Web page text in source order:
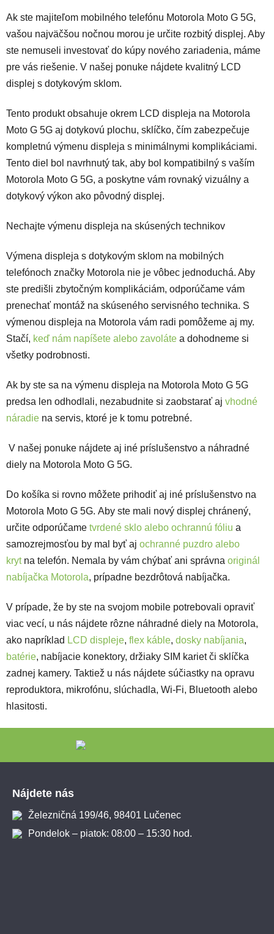
Ak ste majiteľom mobilného telefónu Motorola Moto G 5G,
vašou najväčšou nočnou morou je určite rozbitý displej. Aby
ste nemuseli investovať do kúpy nového zariadenia, máme
pre vás riešenie. V našej ponuke nájdete kvalitný LCD
displej s dotykovým sklom.
Tento produkt obsahuje okrem LCD displeja na Motorola
Moto G 5G aj dotykovú plochu, sklíčko, čím zabezpečuje
kompletnú výmenu displeja s minimálnymi komplikáciami.
Tento diel bol navrhnutý tak, aby bol kompatibilný s vaším
Motorola Moto G 5G, a poskytne vám rovnaký vizuálny a
dotykový výkon ako pôvodný displej.
Nechajte výmenu displeja na skúsených technikov
Výmena displeja s dotykovým sklom na mobilných
telefónoch značky Motorola nie je vôbec jednoduchá. Aby
ste predišli zbytočným komplikáciám, odporúčame vám
prenechať montáž na skúseného servisného technika. S
výmenou displeja na Motorola vám radi pomôžeme aj my.
Stačí, keď nám napíšete alebo zavoláte a dohodneme si
všetky podrobnosti.
Ak by ste sa na výmenu displeja na Motorola Moto G 5G
predsa len odhodlali, nezabudnite si zaobstarať aj vhodné
náradie na servis, ktoré je k tomu potrebné.
V našej ponuke nájdete aj iné príslušenstvo a náhradné
diely na Motorola Moto G 5G.
Do košíka si rovno môžete prihodiť aj iné príslušenstvo na
Motorola Moto G 5G. Aby ste mali nový displej chránený,
určite odporúčame tvrdené sklo alebo ochrannú fóliu a
samozrejmosťou by mal byť aj ochranné puzdro alebo
krytna telefón. Nemala by vám chýbať ani správna originál
nabíjačka Motorola, prípadne bezdrôtová nabíjačka.
V prípade, že by ste na svojom mobile potrebovali opraviť
viac vecí, u nás nájdete rôzne náhradné diely na Motorola,
ako napríklad LCD displeje, flex káble, dosky nabíjania,
batérie, nabíjacie konektory, držiaky SIM kariet či sklíčka
zadnej kamery. Taktiež u nás nájdete súčiastky na opravu
reproduktora, mikrofónu, slúchadla, Wi-Fi, Bluetooth alebo
hlasitosti.
Nájdete nás
Železničná 199/46, 98401 Lučenec
Pondelok – piatok: 08:00 – 15:30 hod.